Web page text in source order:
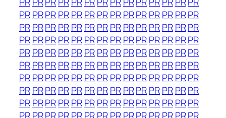
PRPRPRPRPR PRPRPRPRPRPRPR PRPR
PRPRPRPRPR PRPRPRPRPRPRPR PRPR
PRPRPRPRPR PRPRPRPRPRPRPR PRPR
PRPRPRPRPR PRPRPRPRPRPRPR PRPR
PRPRPRPRPR PRPRPRPRPRPRPR PRPR
PRPRPRPRPR PRPRPRPRPRPRPR PRPR
PRPRPRPRPR PRPRPRPRPRPRPR PRPR
PRPRPRPRPR PRPRPRPRPRPRPR PRPR